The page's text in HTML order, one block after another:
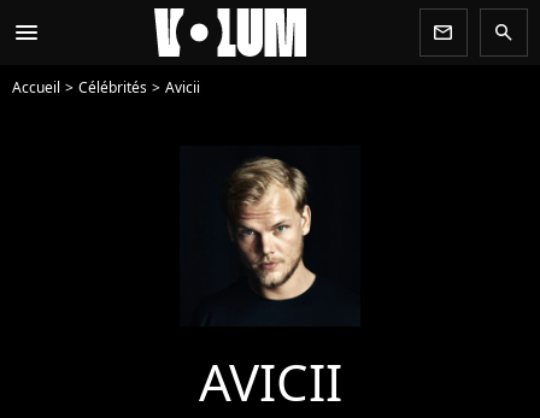
menu newsletter search
Accueil Célébrités Avicii
AVICII